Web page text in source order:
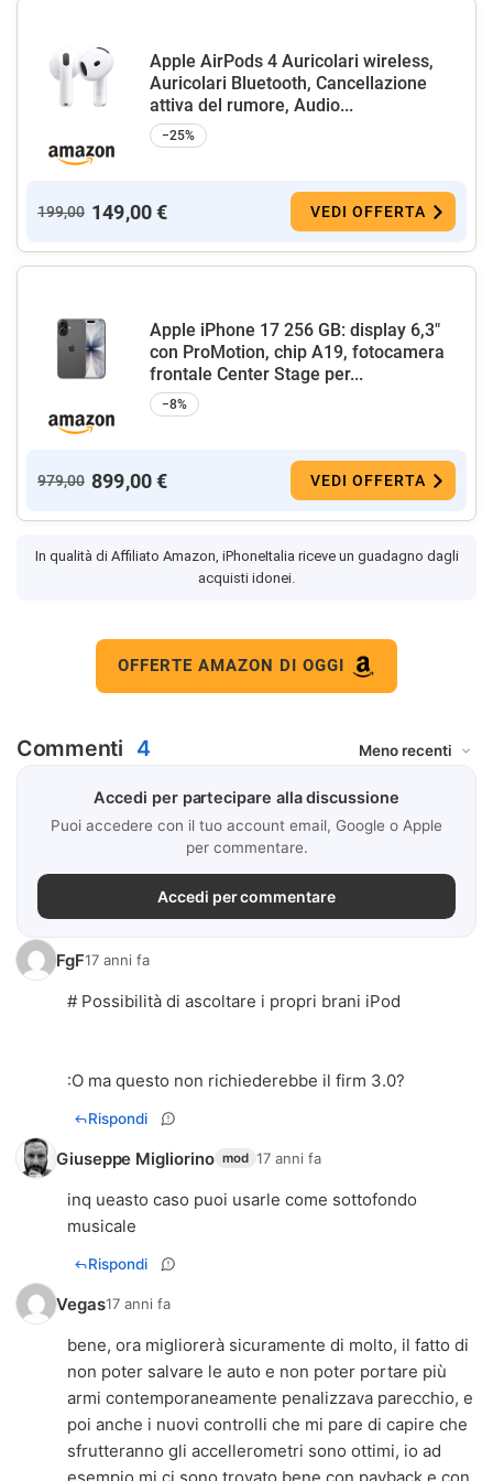
Apple AirPods 4 Auricolari wireless,
Auricolari Bluetooth, Cancellazione
attiva del rumore, Audio...
−25%
199,00 149,00 € VEDI OFFERTA
Apple iPhone 17 256 GB: display 6,3"
con ProMotion, chip A19, fotocamera
frontale Center Stage per...
−8%
979,00 899,00 € VEDI OFFERTA
In qualità di Affiliato Amazon, iPhoneItalia riceve un guadagno dagli
acquisti idonei.
OFFERTE AMAZON DI OGGI
Commenti 4
Accedi per partecipare alla discussione
Puoi accedere con il tuo account email, Google o Apple
per commentare.
Accedi per commentare
FgF17 anni fa
# Possibilità di ascoltare i propri brani iPod
:O ma questo non richiederebbe il firm 3.0?
Rispondi
Giuseppe Migliorino mod 17 anni fa
inq ueasto caso puoi usarle come sottofondo
musicale
Rispondi
Vegas17 anni fa
bene, ora migliorerà sicuramente di molto, il fatto di
non poter salvare le auto e non poter portare più
armi contemporaneamente penalizzava parecchio, e
poi anche i nuovi controlli che mi pare di capire che
sfrutteranno gli accellerometri sono ottimi, io ad